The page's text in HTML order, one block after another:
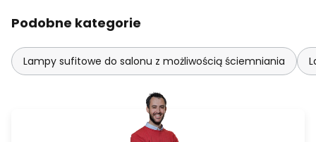
Podobne kategorie
Lampy sufitowe do salonu z możliwością ściemniania